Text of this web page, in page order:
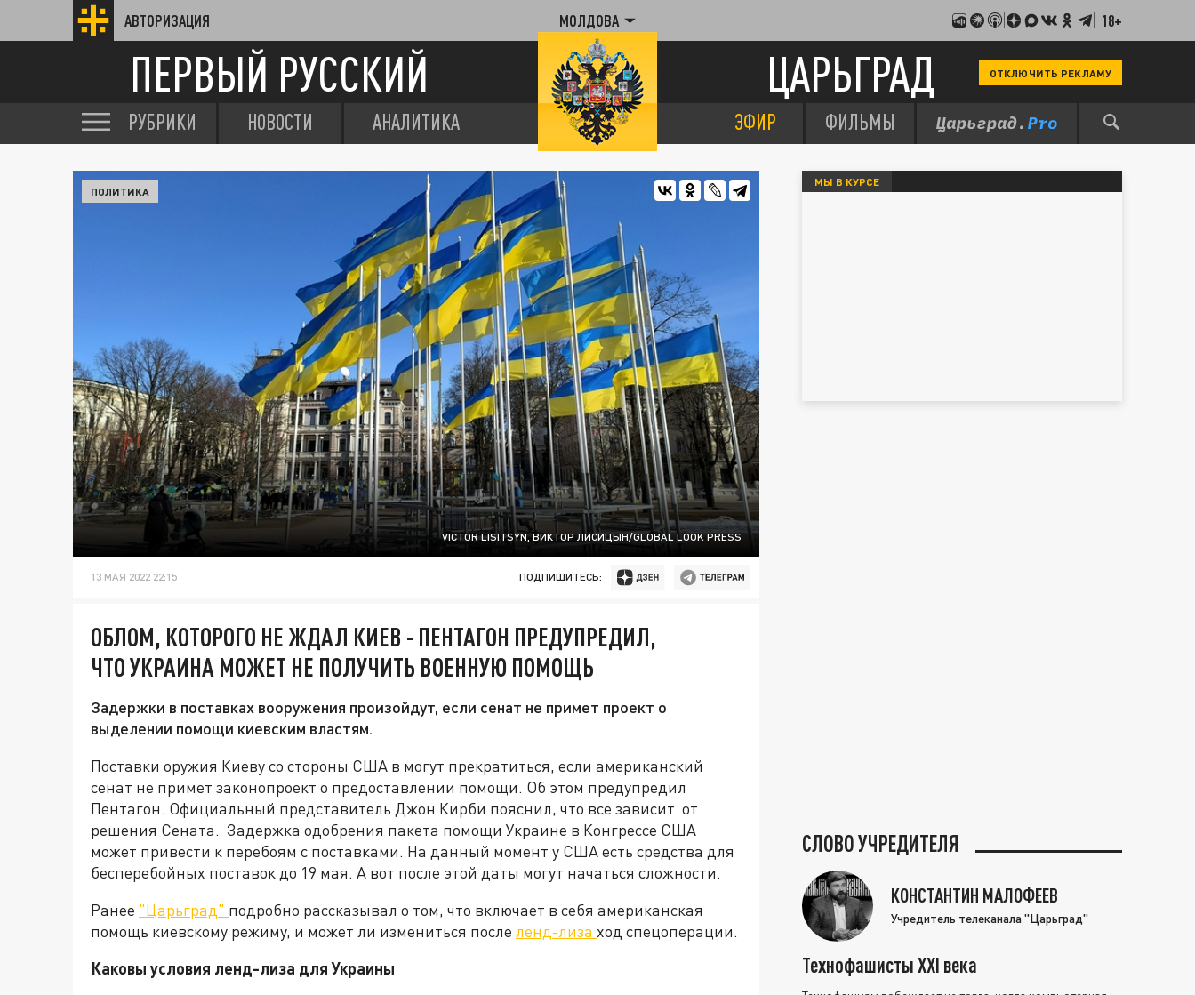
АВТОРИЗАЦИЯ МОЛДОВА 18+
ПЕРВЫЙ РУССКИЙ ЦАРЬГРАД ОТКЛЮЧИТЬ РЕКЛАМУ
РУБРИКИ НОВОСТИ АНАЛИТИКА ЭФИР ФИЛЬМЫ
VICTOR LISITSYN, ВИКТОР ЛИСИЦЫН/GLOBAL LOOK PRESS
ПОЛИТИКА
13 МАЯ 2022 22:15 ПОДПИШИТЕСЬ:
ОБЛОМ, КОТОРОГО НЕ ЖДАЛ КИЕВ - ПЕНТАГОН ПРЕДУПРЕДИЛ,
ЧТО УКРАИНА МОЖЕТ НЕ ПОЛУЧИТЬ ВОЕННУЮ ПОМОЩЬ
Задержки в поставках вооружения произойдут, если сенат не примет проект о
выделении помощи киевским властям.
Поставки оружия Киеву со стороны США в могут прекратиться, если американский
сенат не примет законопроект о предоставлении помощи. Об этом предупредил
Пентагон. Официальный представитель Джон Кирби пояснил, что все зависит от
решения Сената. Задержка одобрения пакета помощи Украине в Конгрессе США
может привести к перебоям с поставками. На данный момент у США есть средства для
бесперебойных поставок до 19 мая. А вот после этой даты могут начаться сложности.
Ранее "Царьград" подробно рассказывал о том, что включает в себя американская
помощь киевскому режиму, и может ли измениться после ленд-лиза ход спецоперации.
Каковы условия ленд-лиза для Украины
МЫ В КУРСЕ
СЛОВО УЧРЕДИТЕЛЯ
КОНСТАНТИН МАЛОФЕЕВ
Учредитель телеканала "Царьград"
Технофашисты XXI века